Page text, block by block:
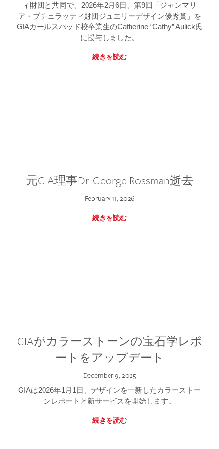
ィ財団と共同で、2026年2月6日、第9回「ジャンマリ
ア・ブチェラッティ財団ジュエリーデザイン優秀賞」を
GIAカールスバッド校卒業生のCatherine “Cathy” Aulick氏
に授与しました。
続きを読む
元GIA理事Dr. George Rossman逝去
February 11, 2026
続きを読む
GIAがカラーストーンの宝石学レポ
ートをアップデート
December 9, 2025
GIAは2026年1月1日、デザインを一新したカラーストー
ンレポートと新サービスを開始します。
続きを読む